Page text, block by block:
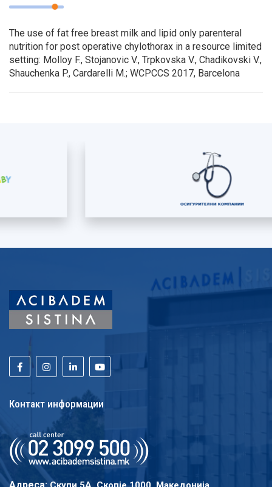
The use of fat free breast milk and lipid only parenteral
nutrition for post operative chylothorax in a resource limited
setting: Molloy F., Stojanovic V., Trpkovska V., Chadikovski V.,
Shauchenka P., Cardarelli M.; WCPCCS 2017, Barcelona
Контакт информации
Адреса: